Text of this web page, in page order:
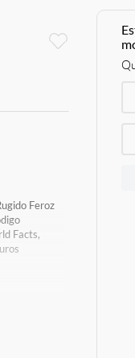
Feroz
Facts,